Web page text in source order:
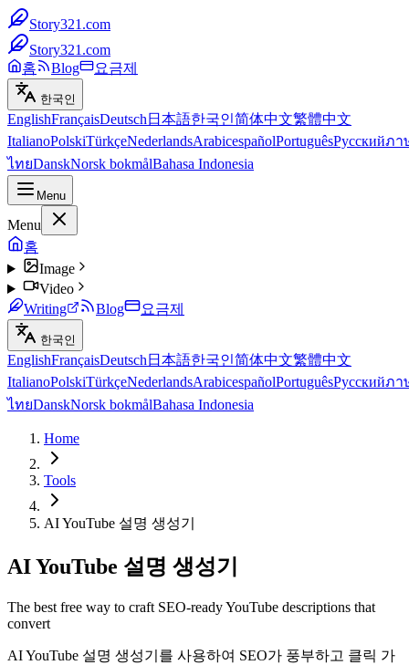
Story321.com
Story321.com
홈
Blog 요금제
한국인
EnglishFrançaisDeutsch 日本語한국인简体中文繁體中文
ItalianoPolskiTürkçeNederlandsArabicespañolPortuguêsРусскийภา
ไทยDanskNorsk bokmålBahasa Indonesia
Menu
Menu
홈
Image
Video
Writing
Blog 요금제
한국인
EnglishFrançaisDeutsch 日本語한국인简体中文繁體中文
ItalianoPolskiTürkçeNederlandsArabicespañolPortuguêsРусскийภา
ไทยDanskNorsk bokmålBahasa Indonesia
Home
Tools
AI YouTube 설명 생성기
AI YouTube 설명 생성기
The best free way to craft SEO-ready YouTube descriptions that
convert
AI YouTube 설명 생성기를 사용하여 SEO가 풍부하고 클릭 가